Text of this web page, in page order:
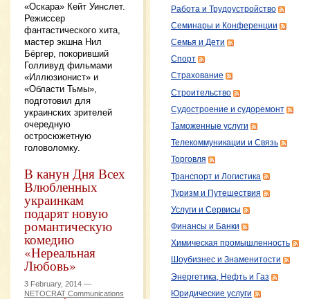
«Оскара» Кейт Уинслет.
Режиссер
фантастического хита,
мастер экшна Нил
Бёргер, покоривший
Голливуд фильмами
«Иллюзионист» и
«Области Тьмы»,
подготовил для
украинских зрителей
очередную
остросюжетную
головоломку.
В канун Дня Всех
Влюбленных
украинкам
подарят новую
романтическую
комедию
«Нереальная
Любовь»
3 February, 2014 —
NETOCRAT Communications
Работа и Трудоустройство
Семинары и Конференции
Семья и Дети
Спорт
Страхование
Строительство
Судостроение и судоремонт
Таможенные услуги
Телекоммуникации и Связь
Торговля
Транспорт и Логистика
Туризм и Путешествия
Услуги и Сервисы
Финансы и Банки
Химическая промышленность
Шоубизнес и Знаменитости
Энергетика, Нефть и Газ
Юридические услуги